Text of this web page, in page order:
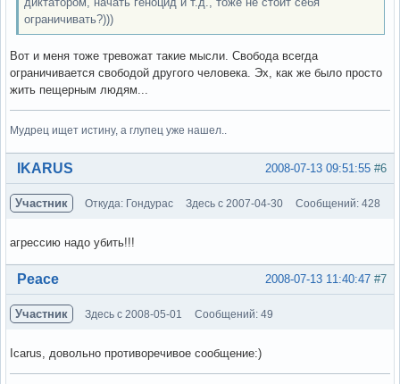
ограничивать?)))
Вот и меня тоже тревожат такие мысли. Свобода всегда
ограничивается свободой другого человека. Эх, как же было просто
жить пещерным людям...
Мудрец ищет истину, а глупец уже нашел..
Вне форума #6
2008-07-13 09:51:55
IKARUS
Участник Откуда: Гондурас Здесь с 2007-04-30 Сообщений: 428
агрессию надо убить!!!
Вне форума #7
2008-07-13 11:40:47
Peace
Участник Здесь с 2008-05-01 Сообщений: 49
Icarus, довольно противоречивое сообщение:)